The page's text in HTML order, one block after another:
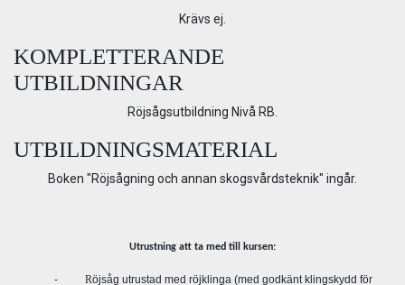
Krävs ej.
KOMPLETTERANDE
UTBILDNINGAR
Röjsågsutbildning Nivå RB.
UTBILDNINGSMATERIAL
Boken "Röjsågning och annan skogsvårdsteknik" ingår.
Utrustning att ta med till kursen:
- Röjsåg utrustad med röjklinga (med godkänt klingskydd för